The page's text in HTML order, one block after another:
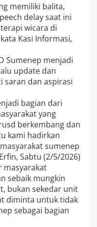
R
e
h
b
e
d
i
k
S
U
D
u
m
e
n
p
memiliki balita,
delay saat ini
wicara di
Kasi Informasi,
Sumenep menjadi
update dan
saran dan aspirasi
bagian dari
yang
berkembang dan
kami hadirkan
sumenep
Sabtu (2/5/2026)
masyarakat
sebaik mungkin
bukan sekedar unit
diminta untuk tidak
sebagai bagian